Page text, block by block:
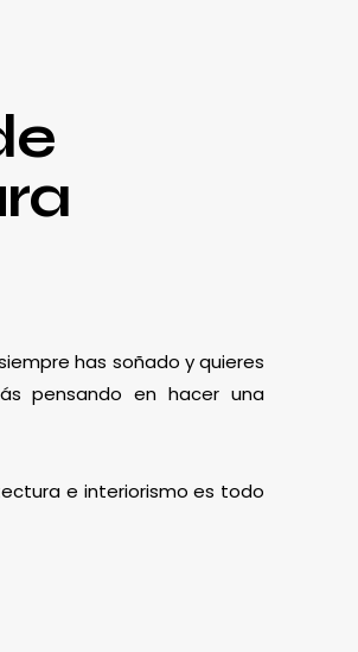
has soñado y quieres
pensando en hacer una
e interiorismo es todo